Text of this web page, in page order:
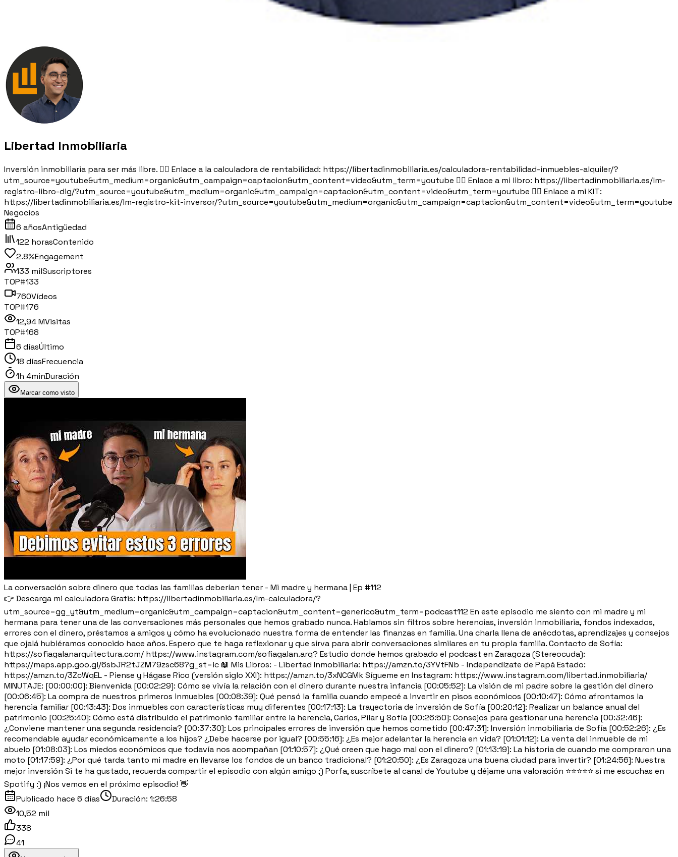
Libertad Inmobiliaria
Inversión inmobiliaria para ser más libre. 👉🏻 Enlace a la calculadora de rentabilidad: https://libertadinmobiliaria.es/calculadora-rentabilidad-inmuebles-alquiler/?
utm_source=youtube&utm_medium=organic&utm_campaign=captacion&utm_content=video&utm_term=youtube 👉🏻 Enlace a mi libro: https://libertadinmobiliaria.es/lm-
registro-libro-dig/?utm_source=youtube&utm_medium=organic&utm_campaign=captacion&utm_content=video&utm_term=youtube 👉🏻 Enlace a mi KIT:
https://libertadinmobiliaria.es/lm-registro-kit-inversor/?utm_source=youtube&utm_medium=organic&utm_campaign=captacion&utm_content=video&utm_term=youtube
Negocios
6 añosAntigüedad
122 horasContenido
2.8%Engagement
133 milSuscriptores
TOP#133
760Vídeos
TOP#176
12,94 MVisitas
TOP#168
6 díasÚltimo
18 díasFrecuencia
1h 4minDuración
Marcar como visto
La conversación sobre dinero que todas las familias deberían tener - Mi madre y hermana | Ep #112
👉 Descarga mi calculadora Gratis: https://libertadinmobiliaria.es/lm-calculadora/?
utm_source=gg_yt&utm_medium=organic&utm_campaign=captacion&utm_content=generico&utm_term=podcast112 En este episodio me siento con mi madre y mi
hermana para tener una de las conversaciones más personales que hemos grabado nunca. Hablamos sin filtros sobre herencias, inversión inmobiliaria, fondos indexados,
errores con el dinero, préstamos a amigos y cómo ha evolucionado nuestra forma de entender las finanzas en familia. Una charla llena de anécdotas, aprendizajes y consejos
que ojalá hubiéramos conocido hace años. Espero que te haga reflexionar y que sirva para abrir conversaciones similares en tu propia familia. Contacto de Sofía:
https://sofiagalanarquitectura.com/ https://www.instagram.com/sofiagalan.arq? Estudio donde hemos grabado el podcast en Zaragoza (Stereocuda):
https://maps.app.goo.gl/6sbJR2tJZM79zsc68?g_st=ic 📖 Mis Libros: - Libertad Inmobiliaria: https://amzn.to/3YVtFNb - Independízate de Papá Estado:
https://amzn.to/3ZcWqEL - Piense y Hágase Rico (versión siglo XXI): https://amzn.to/3xNCGMk Sígueme en Instagram: https://www.instagram.com/libertad.inmobiliaria/
MINUTAJE: [00:00:00]: Bienvenida [00:02:29]: Cómo se vivía la relación con el dinero durante nuestra infancia [00:05:52]: La visión de mi padre sobre la gestión del dinero
[00:06:45]: La compra de nuestros primeros inmuebles [00:08:39]: Qué pensó la familia cuando empecé a invertir en pisos económicos [00:10:47]: Cómo afrontamos la
herencia familiar [00:13:43]: Dos inmuebles con características muy diferentes [00:17:13]: La trayectoria de inversión de Sofía [00:20:12]: Realizar un balance anual del
patrimonio [00:25:40]: Cómo está distribuido el patrimonio familiar entre la herencia, Carlos, Pilar y Sofía [00:26:50]: Consejos para gestionar una herencia [00:32:46]:
¿Conviene mantener una segunda residencia? [00:37:30]: Los principales errores de inversión que hemos cometido [00:47:31]: Inversión inmobiliaria de Sofía [00:52:26]: ¿Es
recomendable ayudar económicamente a los hijos? ¿Debe hacerse por igual? [00:55:16]: ¿Es mejor adelantar la herencia en vida? [01:01:12]: La venta del inmueble de mi
abuelo [01:08:03]: Los miedos económicos que todavía nos acompañan [01:10:57]: ¿Qué creen que hago mal con el dinero? [01:13:19]: La historia de cuando me compraron una
moto [01:17:59]: ¿Por qué tarda tanto mi madre en llevarse los fondos de un banco tradicional? [01:20:50]: ¿Es Zaragoza una buena ciudad para invertir? [01:24:56]: Nuestra
mejor inversión Si te ha gustado, recuerda compartir el episodio con algún amigo ;) Porfa, suscríbete al canal de Youtube y déjame una valoración ⭐⭐⭐⭐⭐ si me escuchas en
Spotify :) ¡Nos vemos en el próximo episodio! 👋
Publicado hace 6 días Duración: 1:26:58
10,52 mil
338
41